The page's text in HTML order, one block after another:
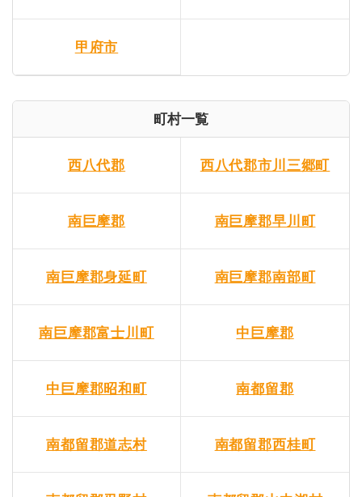
甲府市
町村一覧
西八代郡 西八代郡市川三郷町
南巨摩郡 南巨摩郡早川町
南巨摩郡身延町 南巨摩郡南部町
南巨摩郡富士川町 中巨摩郡
中巨摩郡昭和町 南都留郡
南都留郡道志村 南都留郡西桂町